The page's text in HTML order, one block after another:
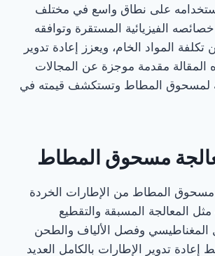
استخدامه على نطاق واسع في مختلف
الفيزيائية المستقرة وتوافقه
تكلفة المواد الخام، ويعزز إعادة تدوير
المقالة مقدمة موجزة عن المجالات
لمسحوق المطاط وتستكشف قيمته في
مسحوق المطاط
مسحوق المطاط من الإطارات الخردة
المعالجة المسبقة والتقطيع
المغناطيسي وفصل الألياف والطحن
تدوير الإطارات بالكامل العديد